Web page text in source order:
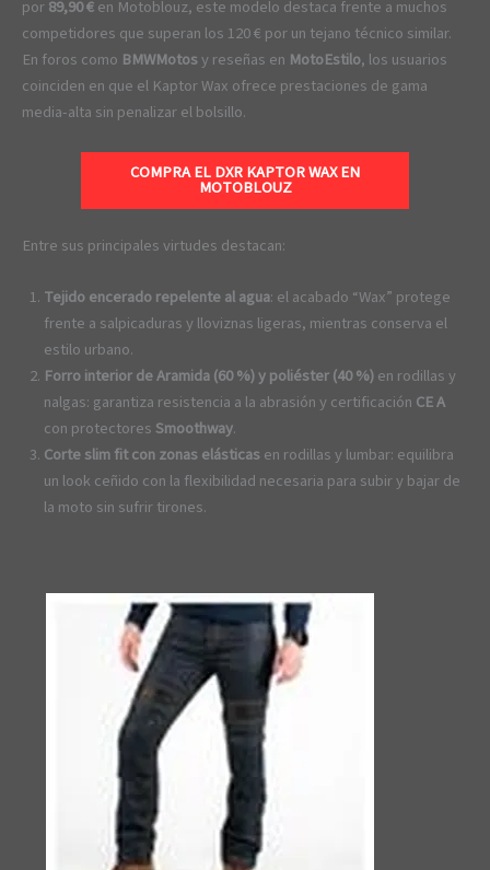
por89,90 €en Motoblouz, este modelo destaca frente a muchos
competidores que superan los 120 € por un tejano técnico similar.
En foros como BMWMotosy reseñas en MotoEstilo, los usuarios
coinciden en que el Kaptor Wax ofrece prestaciones de gama
media-alta sin penalizar el bolsillo.
COMPRA EL DXR KAPTOR WAX EN
MOTOBLOUZ
Entre sus principales virtudes destacan:
Tejido encerado repelente al agua: el acabado “Wax” protege
frente a salpicaduras y lloviznas ligeras, mientras conserva el
estilo urbano.
Forro interior de Aramida (60 %) y poliéster (40 %)en rodillas y
nalgas: garantiza resistencia a la abrasión y certificación CE A
con protectoresSmoothway.
Corte slim fit con zonas elásticasen rodillas y lumbar: equilibra
un look ceñido con la flexibilidad necesaria para subir y bajar de
la moto sin sufrir tirones.